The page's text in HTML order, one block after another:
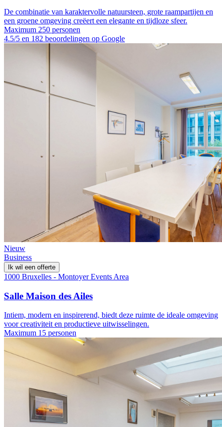
De combinatie van karaktervolle natuursteen, grote raampartijen en
een groene omgeving creëert een elegante en tijdloze sfeer.
Maximum 250 personen
4.5/5 en 182 beoordelingen op Google
Nieuw
Business
Ik wil een offerte
1000 Bruxelles - Montoyer Events Area
Salle Maison des Ailes
Intiem, modern en inspirerend, biedt deze ruimte de ideale omgeving
voor creativiteit en productieve uitwisselingen.
Maximum 15 personen